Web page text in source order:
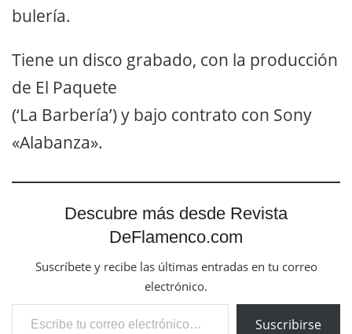
bulería.
Tiene un disco grabado, con la producción
de El Paquete
(‘La Barbería’) y bajo contrato con Sony
«Alabanza».
Descubre más desde Revista
DeFlamenco.com
Suscríbete y recibe las últimas entradas en tu correo
electrónico.
Escribe tu correo electrónico…
Suscribirse